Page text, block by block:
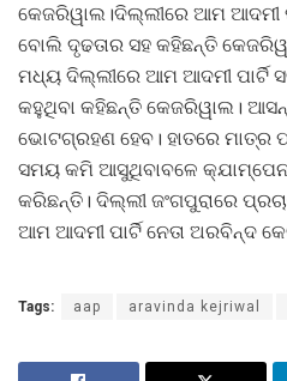
କେଜରିୱାଲ।ଦିଲ୍ଲୀରେ ଆମ ଆଦମୀ
ବୋଲି ଦୃଢତାର ସହ କହିଛନ୍ତି
ମଧ୍ୟ ଦିଲ୍ଲୀରେ ଆମ ଆଦମୀ ପାର୍ଟି
କହୁଥିବା କହିଛନ୍ତି କେଜରିୱାଲ।
ଭୋଟଗ୍ରହଣ ହେବ। ହାତରେ ମାତ୍ର
ସମୟ କମି ଆସୁଥିବାବଳେ
କରିଛନ୍ତି। ଦିଲ୍ଲୀ ଜଂଗପୁରାରେ
ଆମ ଆଦମୀ ପାର୍ଟି ନେତା ଅରବିନ୍ଦ
Tags: aap aravinda kejriwal